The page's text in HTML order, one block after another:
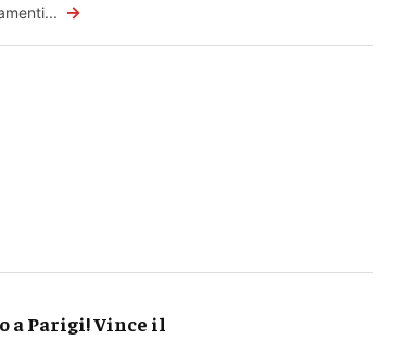
→
a Parigi! Vince il